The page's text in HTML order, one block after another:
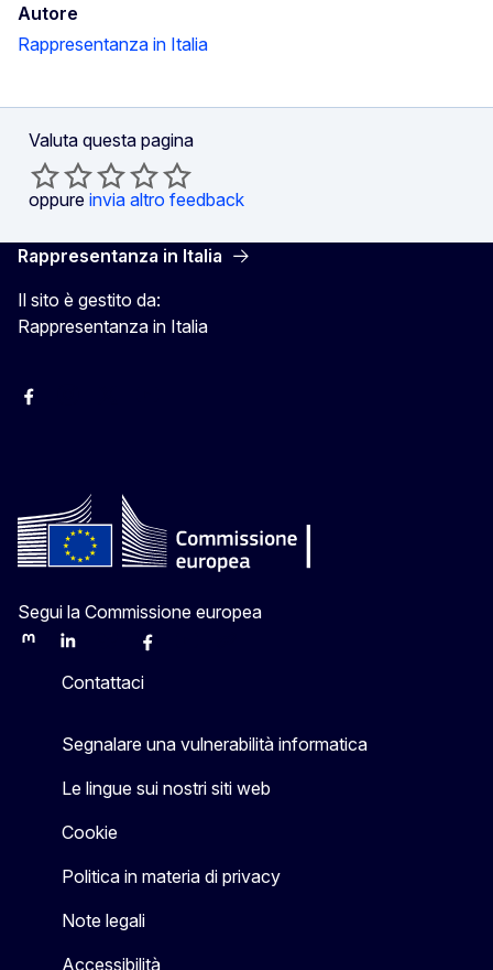
Autore
Rappresentanza in Italia
Valuta questa pagina
oppure invia altro feedback
Rappresentanza in Italia
Il sito è gestito da:
Rappresentanza in Italia
Facebook Europa in Italia
Segui la Commissione europea
MastodonLinkedInBlueskyFacebook
Contattaci
Segnalare una vulnerabilità informatica
Le lingue sui nostri siti web
Cookie
Politica in materia di privacy
Note legali
Accessibilità